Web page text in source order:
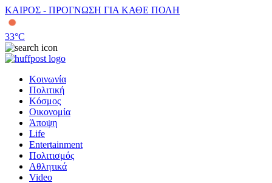
ΚΑΙΡΟΣ - ΠΡΟΓΝΩΣΗ ΓΙΑ ΚΑΘΕ ΠΟΛΗ
33°C
Κοινωνία
Πολιτική
Κόσμος
Οικονομία
Άποψη
Life
Entertainment
Πολιτισμός
Αθλητικά
Video